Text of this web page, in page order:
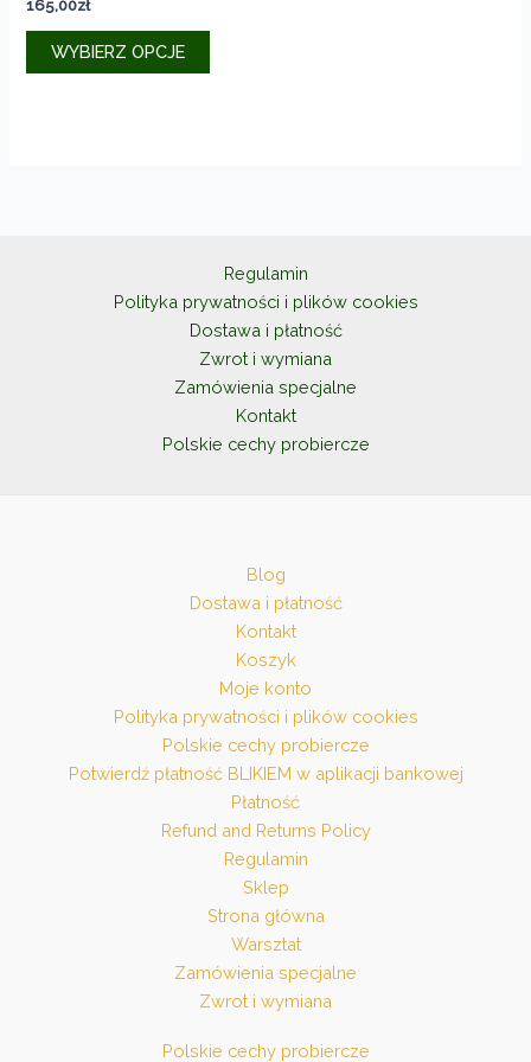
165,00zł
WYBIERZ OPCJE
Ten
na
stronie
produktu
Regulamin
Polityka prywatności i plików cookies
Dostawa i płatność
Zwrot i wymiana
Zamówienia specjalne
Kontakt
Polskie cechy probiercze
Blog
Dostawa i płatność
Kontakt
Koszyk
Moje konto
Polityka prywatności i plików cookies
Polskie cechy probiercze
Potwierdź płatność BLIKIEM w aplikacji bankowej
Płatność
Refund and Returns Policy
Regulamin
Sklep
Strona główna
Warsztat
Zamówienia specjalne
Zwrot i wymiana
Polskie cechy probiercze